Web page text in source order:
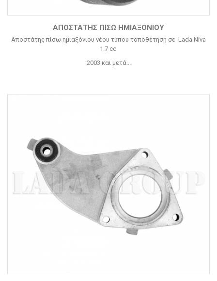
ΑΠΟΣΤΆΤΗΣ ΠΊΣΩ ΗΜΙΑΞΟΝΊΟΥ
Αποστάτης πίσω ημιαξόνιου νέου τύπου τοποθέτηση σε Lada Niva
1.7 cc
2003 και μετά...